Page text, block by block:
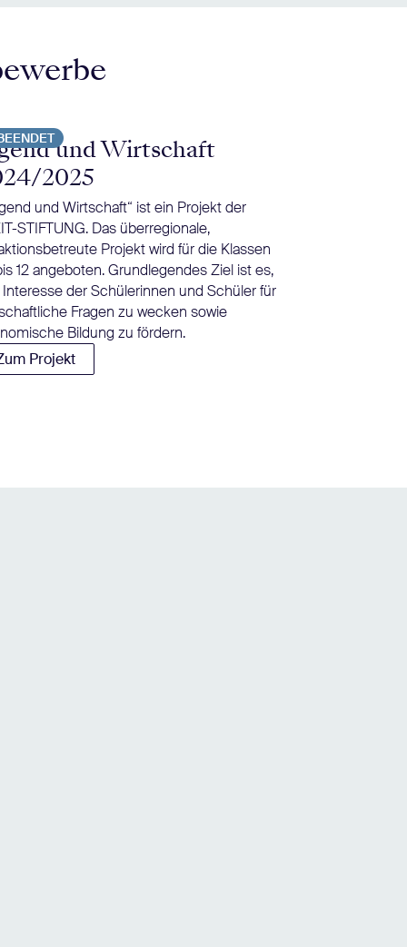
und Wirtschaft
2025
und Wirtschaft“ ist ein Projekt der
STIFTUNG. Das überregionale,
Projekt wird für die Klassen
12 angeboten. Grundlegendes Ziel ist es,
Interesse der Schülerinnen und Schüler für
Fragen zu wecken sowie
Bildung zu fördern.
Projekt